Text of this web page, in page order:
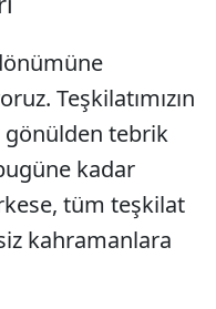
Teşkilatımızın
gönülden tebrik
kadar
tüm teşkilat
kahramanlara